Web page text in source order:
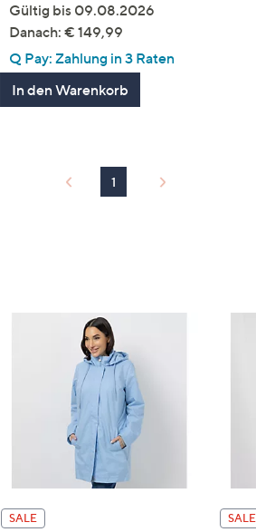
Gültig bis 09.08.2026
Danach: € 149,99
Q Pay: Zahlung in 3 Raten
In den Warenkorb
1
SALE SALE